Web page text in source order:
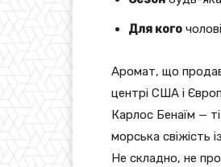
Для кого
Аромат, що
центрі США і
Карлос Бенаїм —
морська свіжість
Не складно, не